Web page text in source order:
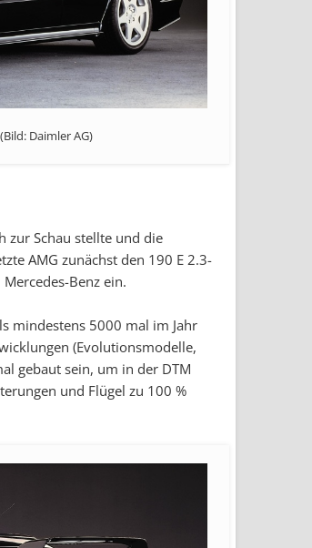
Daimler AG)
zur Schau stellte und die
AMG zunächst den 190 E 2.3-
Benz ein.
mindestens 5000 mal im Jahr
(Evolutionsmodelle,
gebaut sein, um in der DTM
und Flügel zu 100 %